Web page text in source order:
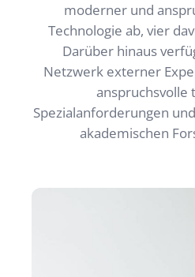
moderner und
Technologie ab, vier
Darüber hinaus
Netzwerk externer
anspruchsvolle
Spezialanforderungen
akademischen